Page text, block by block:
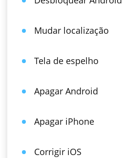
Mudar localização
Tela de espelho
Apagar Android
Apagar iPhone
Corrigir iOS